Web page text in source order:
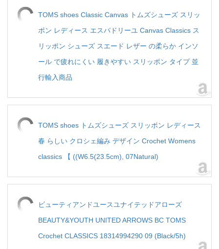
TOMS shoes Classic Canvas トムズシューズ スリッ
ポン レディース エスパドリーユ Canvas Classics ス
リッポン シューズ スエード レザー の柔らか インソ
ール で疲れにくい 履きやすい スリッポン タイプ 並
行輸入商品
TOMS shoes トムズシューズ スリッポン レディース
春 らしい クロシェ編み デザイン Crochet Womens
classics 【 ((W6.5(23.5cm), 07Natural)
ビューティアンドユースユナイテッドアローズ
BEAUTY&YOUTH UNITED ARROWS BC TOMS
Crochet CLASSICS 18314994290 09 (Black/5h)